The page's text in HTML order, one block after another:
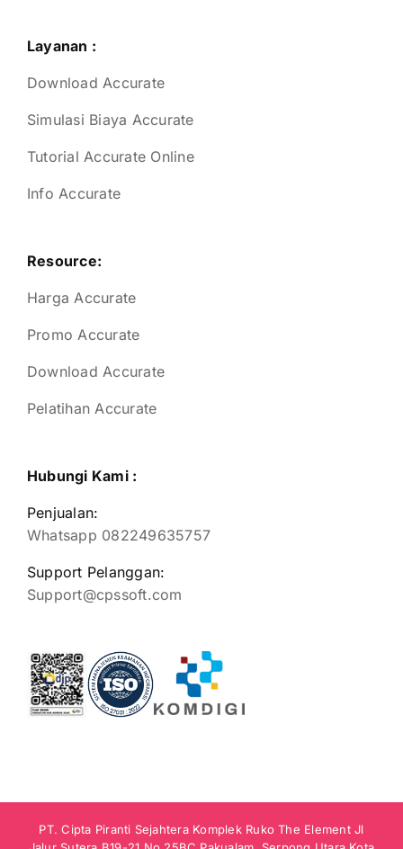
Layanan :
Download Accurate
Simulasi Biaya Accurate
Tutorial Accurate Online
Info Accurate
Resource:
Harga Accurate
Promo Accurate
Download Accurate
Pelatihan Accurate
Hubungi Kami :
Penjualan:
Whatsapp 082249635757
Support Pelanggan:
Support@cpssoft.com
PT. Cipta Piranti Sejahtera Komplek Ruko The Element Jl